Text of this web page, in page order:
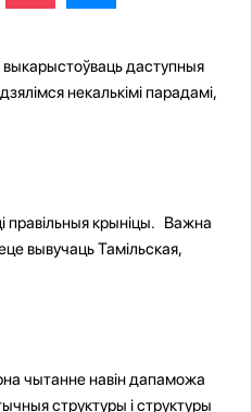
выкарыстоўваць даступныя
некалькімі парадамі,
правільныя крыніцы. Важна
вывучаць Тамільская,
чытанне навін дапаможа
структуры і структуры